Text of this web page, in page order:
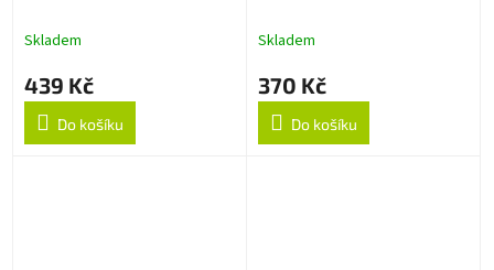
Skladem
439 Kč
Do košíku
Skladem
370 Kč
Do košíku